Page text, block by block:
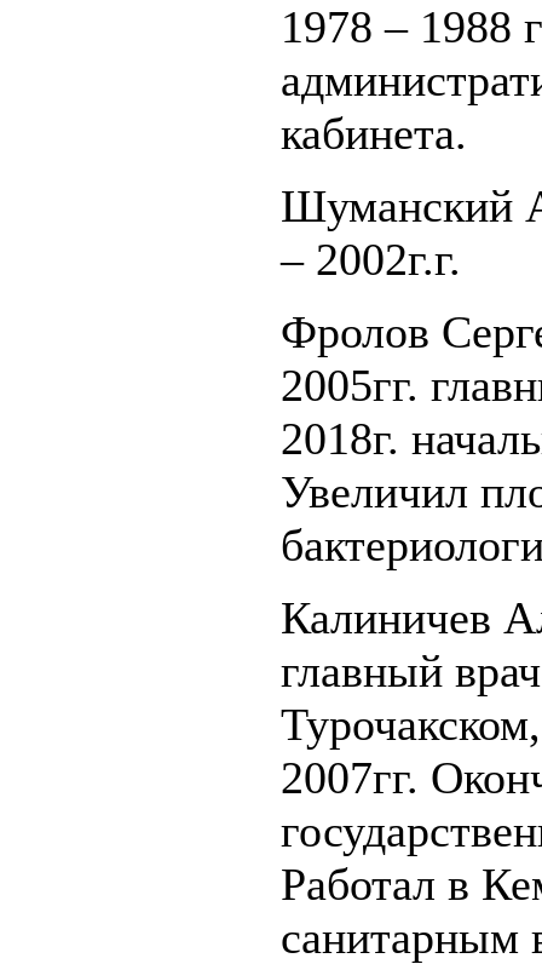
1978 – 1988
кабинета.
Шуманский
– 2002г.г.
Фролов
2005гг.
2018г.
Увеличил
Калиничев
главный
2007гг.
Работал в
санитарным